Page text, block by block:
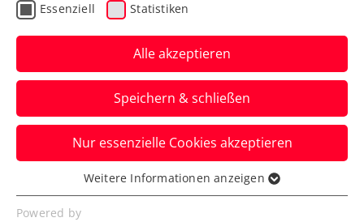
IMMOunited Bundesliga:
„Bundesliga pur“ – Steyr
gewinnt Thriller gegen
WAC
Die Oberösterreicher könnten damit
einen entscheidenden Schritt Richtung
Final Four gemacht haben, auf Kosten der
Essenziell Statistiken
Alle akzeptieren
Speichern & schließen
Nur essenzielle Cookies akzeptieren
Essenziell
Essenzielle Cookies werden für grundlegende
Weitere Informationen anzeigen
Powered by